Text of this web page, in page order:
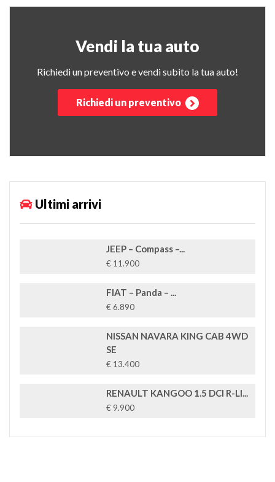
Vendi la tua auto
Richiedi un preventivo e vendi subito la tua auto!
Richiedi un preventivo
Ultimi arrivi
JEEP – Compass –...
€ 11.900
FIAT – Panda – ...
€ 6.890
NISSAN NAVARA KING CAB 4WD
SE
€ 13.400
RENAULT KANGOO 1.5 DCI R-LI...
€ 9.900